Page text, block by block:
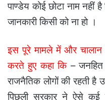
पाण्डेय कोई छोटा नाम नहीं
जानकारी किसी को ना हो ।
इस पूरे मामले में और चालान
करते हुए कहा कि– जनहित
राजनैतिक लोगों की रहती
पिछली सरकार ने ऐसे कई